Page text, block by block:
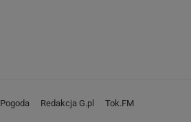
Pogoda Redakcja G.pl
Tok.FM